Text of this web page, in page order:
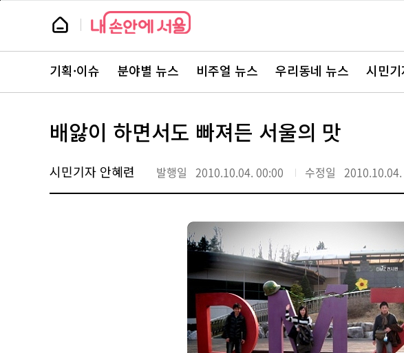
본
뉴
스
뉴
스
주
서
바
로
기획·이슈 분야별 뉴스 비주얼 뉴스 우리동네 뉴스 시민
배앓이 하면서도 빠져든 서울의 맛
시민기자 안혜련 발행일 2010.10.04. 00:00 수정일
페